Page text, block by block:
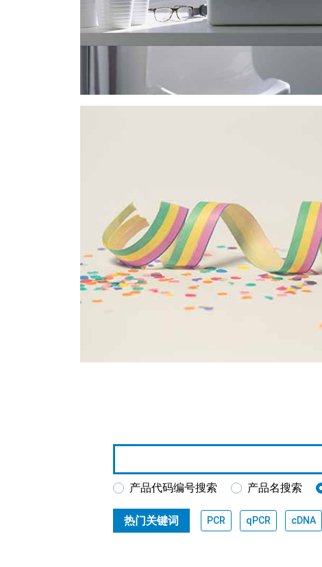
产品代码编号搜索 产品名搜索
热门关键词 PCR qPCR cDNA